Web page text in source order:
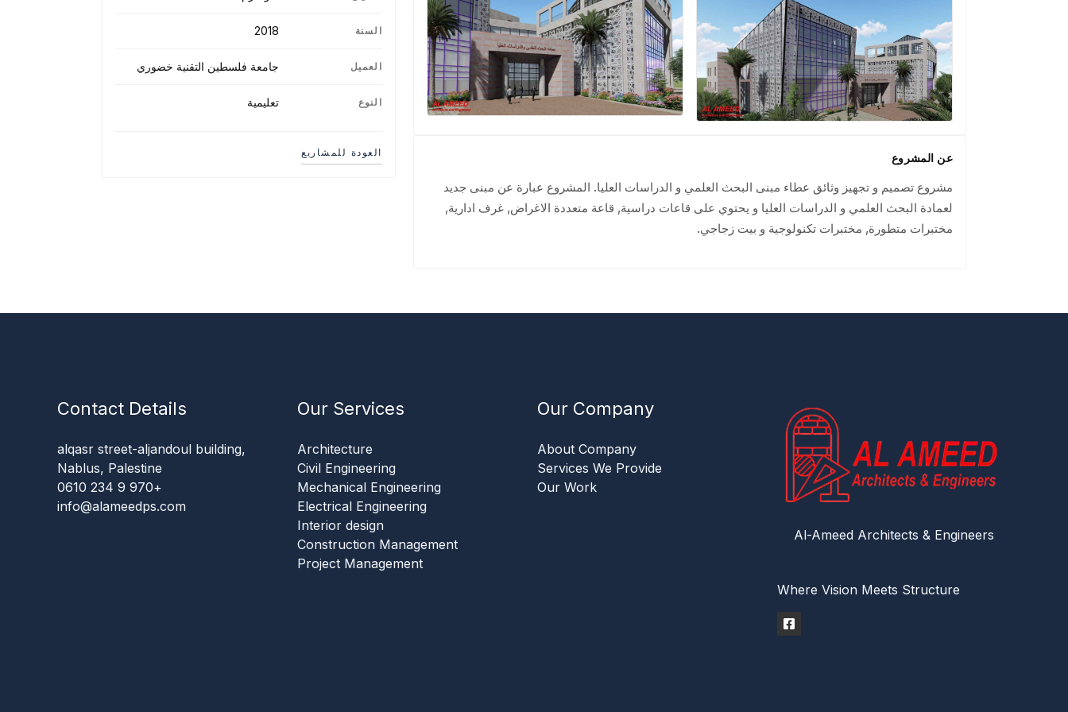
عن المشروع
مشروع تصميم و تجهيز وثائق عطاء مبنى البحث العلمي و الدراسات العليا. المشروع عبارة عن مبنى جديد
لعمادة البحث العلمي و الدراسات العليا و يحتوي على قاعات دراسية, قاعة متعددة الاغراض, غرف ادارية,
مختبرات متطورة, مختبرات تكنولوجية و بيت زجاجي.
السنة 2018
العميل جامعة فلسطين التقنية خضوري
النوع تعليمية
العودة للمشاريع
Al-Ameed Architects & Engineers
Where Vision Meets Structure
Our Company
About Company
Services We Provide
Our Work
Our Services
Architecture
Civil Engineering
Mechanical Engineering
Electrical Engineering
Interior design
Construction Management
Project Management
Contact Details
alqasr street-aljandoul building,
Nablus, Palestine
+970 9 234 0610
info@alameedps.com